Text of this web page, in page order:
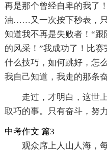
再是那个曾经自卑的我了
油……又一次按下秒表，
知道我不再是失败者！“
的风采！”我成功了！比
什么技巧，如何跳好，怎
我自己知道，我走的那条
走过，才明白，这世
取巧的事。只有奋斗，
中考作文 篇3
观众席上人山人海，